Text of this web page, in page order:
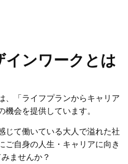
インワークとは
、「ライフプランからキャリア
機会を提供しています。
じて働いている大人で溢れた社
ご自身の人生・キャリアに向き
ませんか？